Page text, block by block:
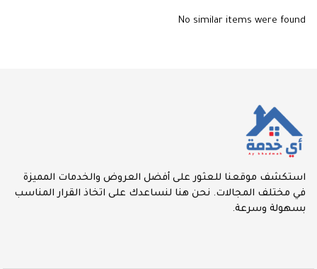
No similar items were found
استكشف موقعنا للعثور على أفضل العروض والخدمات المميزة
في مختلف المجالات. نحن هنا لنساعدك على اتخاذ القرار المناسب
بسهولة وسرعة.